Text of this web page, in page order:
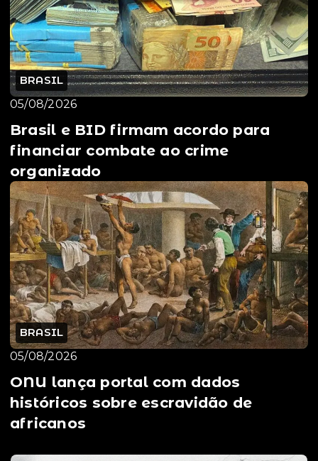
BRASIL
05/08/2026
Brasil e BID firmam acordo para
financiar combate ao crime
organizado
BRASIL
05/08/2026
ONU lança portal com dados
históricos sobre escravidão de
africanos